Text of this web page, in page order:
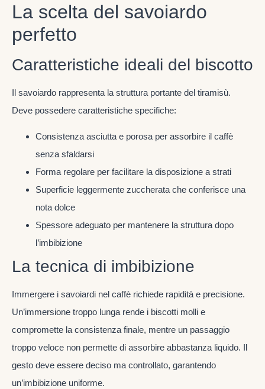
La scelta del savoiardo
perfetto
Caratteristiche ideali del biscotto
Il savoiardo rappresenta la struttura portante del tiramisù.
Deve possedere caratteristiche specifiche:
Consistenza asciutta e porosa per assorbire il caffè
senza sfaldarsi
Forma regolare per facilitare la disposizione a strati
Superficie leggermente zuccherata che conferisce una
nota dolce
Spessore adeguato per mantenere la struttura dopo
l’imbibizione
La tecnica di imbibizione
Immergere i savoiardi nel caffè richiede rapidità e precisione.
Un’immersione troppo lunga rende i biscotti molli e
compromette la consistenza finale, mentre un passaggio
troppo veloce non permette di assorbire abbastanza liquido. Il
gesto deve essere deciso ma controllato, garantendo
un’imbibizione uniforme.